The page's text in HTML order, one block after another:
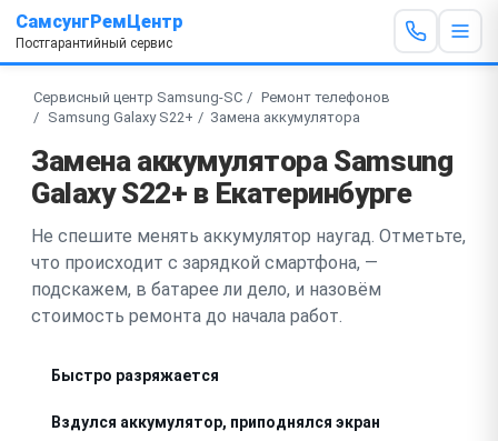
СамсунгРемЦентр
Постгарантийный сервис
Сервисный центр Samsung-SC
Ремонт телефонов
Samsung Galaxy S22+
Замена аккумулятора
Замена аккумулятора Samsung
Galaxy S22+ в Екатеринбурге
Не спешите менять аккумулятор наугад. Отметьте,
что происходит с зарядкой смартфона, —
подскажем, в батарее ли дело, и назовём
стоимость ремонта до начала работ.
Быстро разряжается
Вздулся аккумулятор, приподнялся экран